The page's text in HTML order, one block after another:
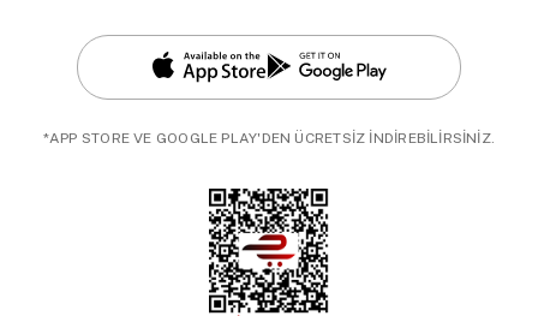
*APP STORE VE GOOGLE PLAY'DEN ÜCRETSİZ İNDİREBİLİRSİNİZ.